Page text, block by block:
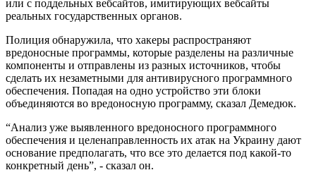
или с поддельных вебсайтов, имитирующих вебсайты
реальных государственных органов.
Полиция обнаружила, что хакеры распространяют
вредоносные программы, которые разделены на различные
компоненты и отправлены из разных источников, чтобы
сделать их незаметными для антивирусного программного
обеспечения. Попадая на одно устройство эти блоки
объединяются во вредоносную программу, сказал Демедюк.
“Анализ уже выявленного вредоносного программного
обеспечения и целенаправленность их атак на Украину дают
основание предполагать, что все это делается под какой-то
конкретный день”, - сказал он.